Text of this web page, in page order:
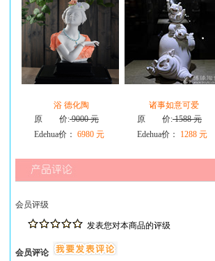
浴 德化陶
原 价:9000 元
Edehua价： 6980 元
诸事如意可爱
原 价:1588 元
Edehua价：
1288 元
会员评级
发表您对本商品的评级
会员评论